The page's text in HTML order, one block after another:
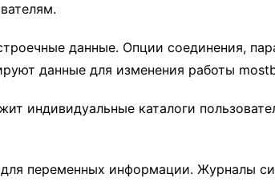
данные. Опции соединения,
данные для изменения работы
индивидуальные каталоги
переменных информации. Журналы